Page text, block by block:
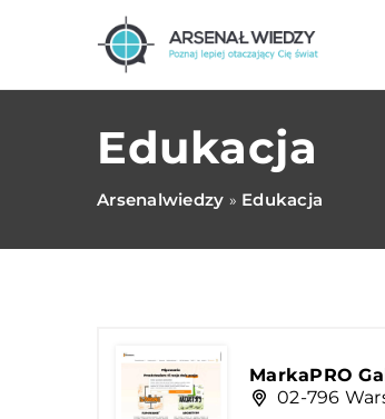
Edukacja
Arsenalwiedzy » Edukacja
MarkaPRO
02-796